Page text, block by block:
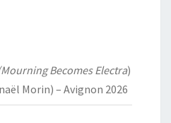
Becomes Electra)
Morin) – Avignon 2026